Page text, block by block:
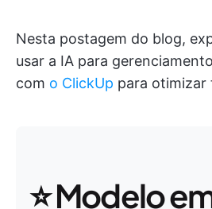
Nesta postagem do blog,
usar a IA para
com o ClickUp para otimizar
⭐ Modelo